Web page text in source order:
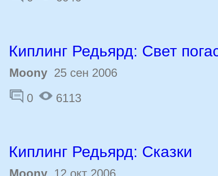
Киплинг Редьярд: Свет
Moony 25 сен 2006
0
6113
Киплинг Редьярд: Сказки
Moony 12 окт 2006